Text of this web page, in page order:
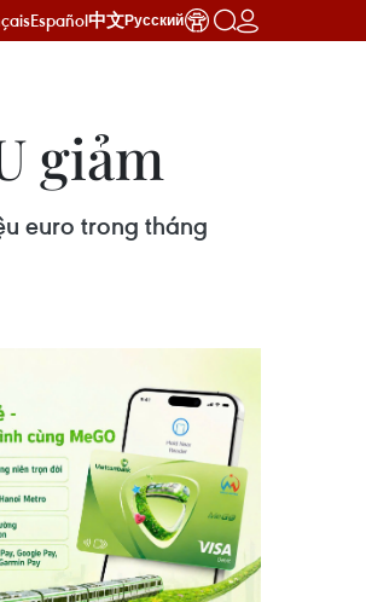
Español中文Русский
giảm
euro trong tháng